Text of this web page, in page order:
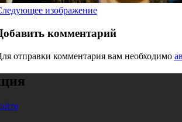
изображение
комментарий
отправки комментария вам необходимо